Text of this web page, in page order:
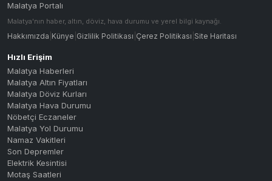
Malatya Portalı
Malatya'nın haber, altın, döviz, hava durumu ve yerel bilgi kaynağı.
Hakkımızda Künye Gizlilik Politikası Çerez Politikası Site Haritası
Hızlı Erişim
Malatya Haberleri
Malatya Altın Fiyatları
Malatya Döviz Kurları
Malatya Hava Durumu
Nöbetçi Eczaneler
Malatya Yol Durumu
Namaz Vakitleri
Son Depremler
Elektrik Kesintisi
Motaş Saatleri